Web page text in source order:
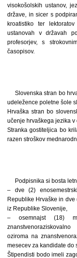
visokošolskih ustanov,
države, in sicer s
kroatistiko ter
ustanovah v državah
profesorjev, s
časopisov.
Slovenska stran bo
udeležence poletne šole
Hrvaška stran bo
učenje hrvaškega jezika v
Stranka gostiteljica bo
razen stroškov
Podpisnika si bosta
– dve (2)
Republike Hrvaške in
iz Republike Slovenije,
– osemnajst (18)
oziroma na
mesecev za kandidate do
Štipendisti bodo imeli